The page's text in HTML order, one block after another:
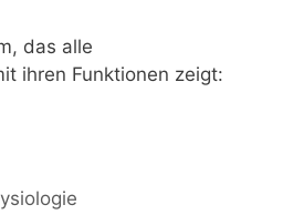
das alle
ihren Funktionen zeigt: